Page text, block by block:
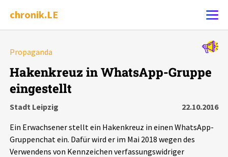
chronik.LE
Chronik
Leipziger Zustände
Propaganda
Hakenkreuz in WhatsApp-Gruppe
eingestellt
Stadt Leipzig
22.10.2016
Ein Erwachsener stellt ein Hakenkreuz in einen WhatsApp-
Gruppenchat ein. Dafür wird er im Mai 2018 wegen des
Verwendens von Kennzeichen verfassungswidriger
Alle Ereignisse
Ereignisse
Ereignisse